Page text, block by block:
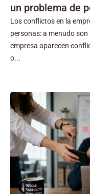
un problema de
Los conflictos en la
personas: a menudo
empresa aparecen
o...